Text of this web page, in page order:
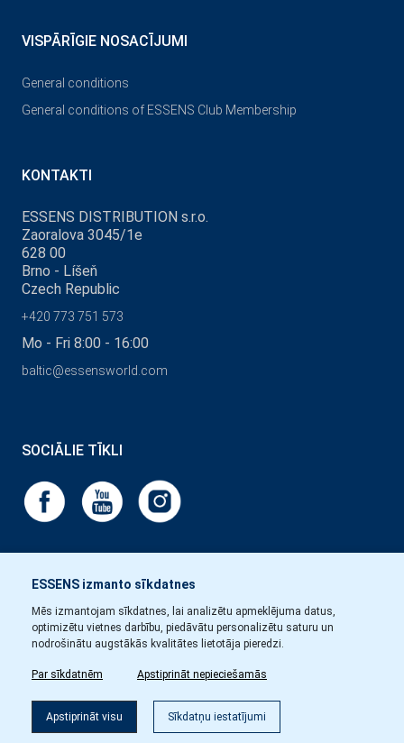
ESSENS izmanto sīkdatnes
Mēs izmantojam sīkdatnes, lai analizētu apmeklējuma datus,
optimizētu vietnes darbību, piedāvātu personalizētu saturu un
nodrošinātu augstākās kvalitātes lietotāja pieredzi.
Par sīkdatnēm Apstiprināt nepieciešamās
Apstiprināt visu Sīkdatņu iestatījumi
VISPĀRĪGIE NOSACĪJUMI
General conditions
General conditions of ESSENS Club Membership
KONTAKTI
ESSENS DISTRIBUTION s.r.o.
Zaoralova 3045/1e
628 00
Brno - Líšeň
Czech Republic
+420 773 751 573
Mo - Fri 8:00 - 16:00
baltic@essensworld.com
SOCIĀLIE TĪKLI